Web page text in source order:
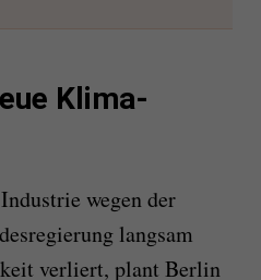
Klima-
wegen der
langsam
verliert, plant Berlin